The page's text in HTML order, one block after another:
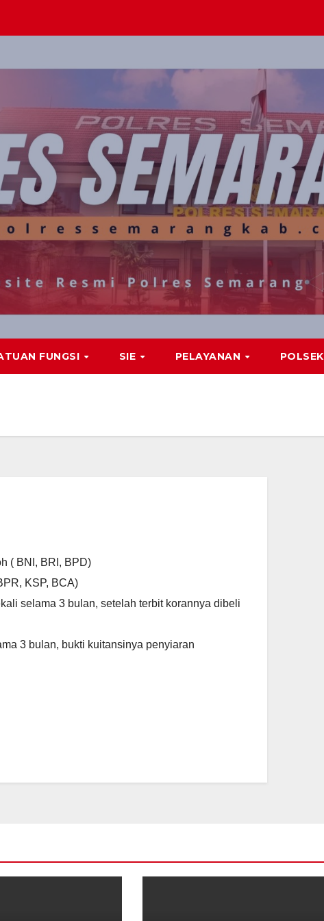
FUNGSI SIE PELAYANAN POLSEK
( BNI, BRI, BPD)
KSP, BCA)
selama 3 bulan, setelah terbit korannya dibeli
3 bulan, bukti kuitansinya penyiaran